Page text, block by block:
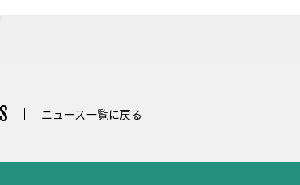
ニュース一覧に戻る